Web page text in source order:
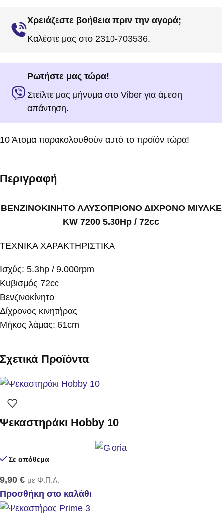
Χρειάζεστε βοήθεια πριν την αγορά;
Καλέστε μας στο 2310-703536.
Ρωτήστε μας τώρα!
Στείλτε μας μήνυμα στο Viber για άμεση
απάντηση.
10 Άτομα παρακολουθούν αυτό το προϊόν τώρα!
Περιγραφή
ΒΕΝΖΙΝΟΚΙΝΗΤΟ ΑΛΥΣΟΠΡΙΟΝΟ ΔΙΧΡΟΝΟ MIYAKE
KW 7200 5.30Hp / 72cc
ΤΕΧΝΙΚΑ ΧΑΡΑΚΤΗΡΙΣΤΙΚΑ
Ισχύς: 5.3hp / 9.000rpm
Κυβισμός 72cc
Βενζινοκίνητο
Δίχρονος κινητήρας
Μήκος λάμας: 61cm
Σχετικά Προϊόντα
Ψεκαστηράκι Hobby 10
Σε απόθεμα
9,90 € με Φ.Π.Α.
Προσθήκη στο καλάθι